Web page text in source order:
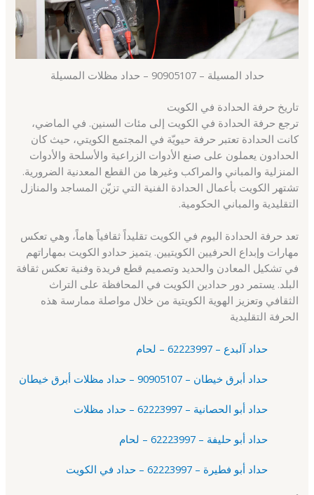
حداد المسيلة – 90905107 – حداد مظلات المسيلة
تاريخ حرفة الحدادة في الكويت
ترجع حرفة الحدادة في الكويت إلى مئات السنين. في الماضي،
كانت الحدادة تعتبر حرفة حيويّة في المجتمع الكويتي، حيث كان
الحدادون يعملون على صنع الأدوات الزراعية والأسلحة والأدوات
المنزلية والمباني والمراكب وغيرها من القطع المعدنية الضرورية.
تشتهر الكويت بأعمال الحدادة الفنية التي تزيّن المساجد والمنازل
التقليدية والمباني الحكومية.
تعد حرفة الحدادة اليوم في الكويت تقليداً ثقافياً هاماً، وهي تعكس
مهارات وإبداع الحرفيين الكويتيين. يتميز حدادو الكويت بمهاراتهم
في تشكيل المعادن والحديد وتصميم قطع فريدة وفنية تعكس ثقافة
البلد. يستمر دور حدادين الكويت في المحافظة على التراث
الثقافي وتعزيز الهوية الكويتية من خلال مواصلة ممارسة هذه
الحرفة التقليدية
حداد آلبدع – 62223997 – لحام
حداد أبرق خيطان – 90905107 – حداد مظلات أبرق خيطان
حداد أبو الحصانية – 62223997 – حداد مظلات
حداد أبو حليفة – 62223997 – لحام
حداد أبو فطيرة – 62223997 – حداد في الكويت